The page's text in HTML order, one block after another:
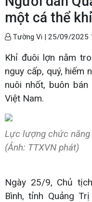
một cá thể
Tường Vi | 25/09/2025
Khỉ đuôi lợn nằm
nguy cấp, quý, hiếm
nuôi nhốt, buôn
Việt Nam.
Lực lượng chức
(Ảnh: TTXVN phát)
Ngày 25/9, Chủ
Bình, tỉnh Quảng